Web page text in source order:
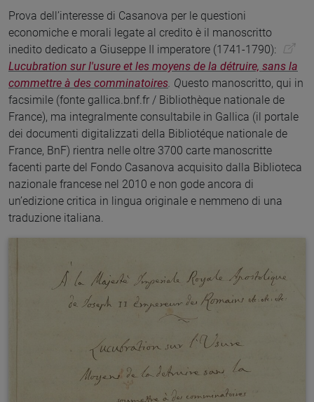
Prova dell’interesse di Casanova per le questioni
economiche e morali legate al credito è il manoscritto
inedito dedicato a Giuseppe II imperatore (1741-1790):
Lucubration sur l'usure et les moyens de la détruire, sans la
commettre à des comminatoires . Questo manoscritto, qui in
facsimile (fonte gallica.bnf.fr / Bibliothèque nationale de
France), ma integralmente consultabile in Gallica (il portale
dei documenti digitalizzati della Bibliotéque nationale de
France, BnF) rientra nelle oltre 3700 carte manoscritte
facenti parte del Fondo Casanova acquisito dalla Biblioteca
nazionale francese nel 2010 e non gode ancora di
un’edizione critica in lingua originale e nemmeno di una
traduzione italiana.